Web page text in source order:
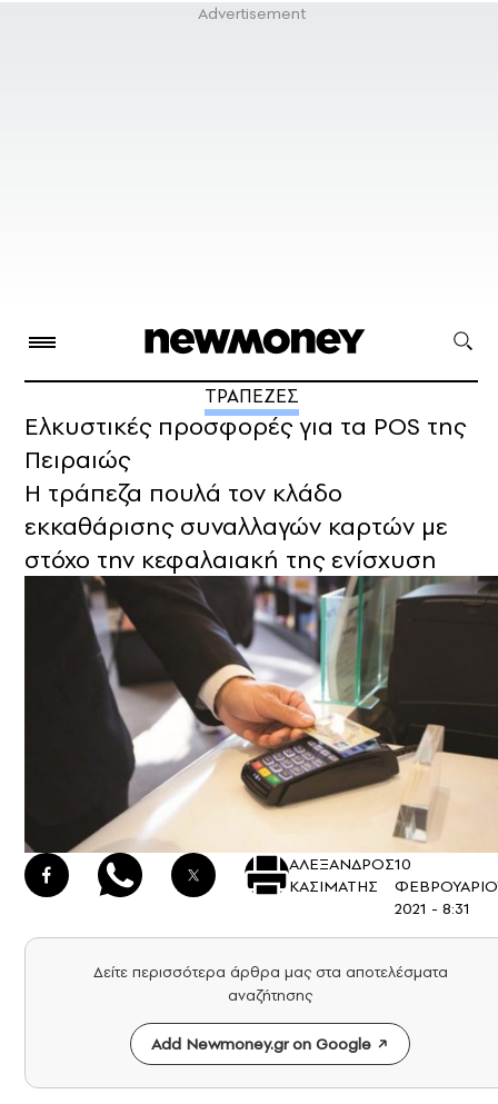
ΤΡΑΠΕΖΕΣ
Ελκυστικές προσφορές για τα POS της
Πειραιώς
Η τράπεζα πουλά τον κλάδο
εκκαθάρισης συναλλαγών καρτών με
στόχο την κεφαλαιακή της ενίσχυση
ΑΛΕΞΑΝΔΡΟΣ
ΚΑΣΙΜΑΤΗΣ
10
2021 - 8:31
Δείτε περισσότερα άρθρα μας στα αποτελέσματα
αναζήτησης
Add Newmoney.gr on Google